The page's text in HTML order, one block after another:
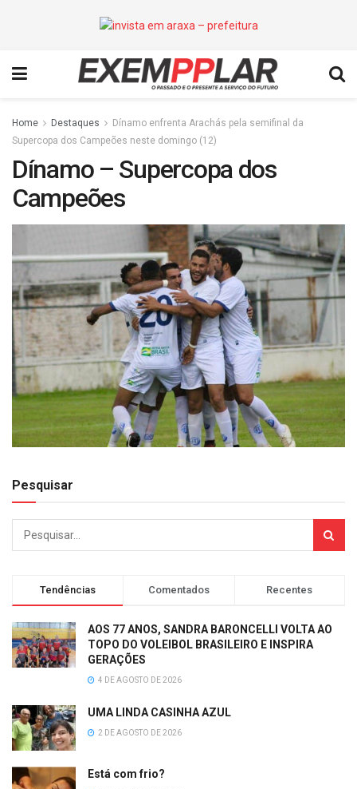
Home Destaques
Dínamo enfrenta Arachás pela semifinal da
Supercopa dos Campeões neste domingo (12)
Dínamo – Supercopa dos
Campeões
Pesquisar
Tendências Comentados Recentes
AOS 77 ANOS, SANDRA BARONCELLI VOLTA AO
TOPO DO VOLEIBOL BRASILEIRO E INSPIRA
GERAÇÕES
4 DE AGOSTO DE 2026
UMA LINDA CASINHA AZUL
2 DE AGOSTO DE 2026
Está com frio?